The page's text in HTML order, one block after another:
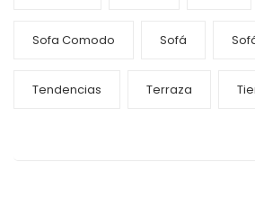
Sofa Comodo Sofá
Tendencias Terraza